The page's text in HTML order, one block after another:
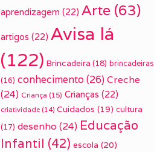
aprendizagem (22) Arte (63)
artigos (22) Avisa lá
(122) Brincadeira (18) brincadeiras
(16) conhecimento(26) Creche
(24) Criança (15) Crianças (22)
criatividade (14) Cuidados (19) cultura
(17) desenho (24) Educação
Infantil (42) escola (20)